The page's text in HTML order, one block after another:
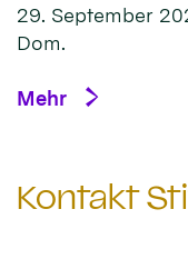
29. September
Dom.
Mehr
Kontakt